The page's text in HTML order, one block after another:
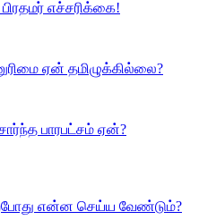
எச்சரிக்கை!
ஏன் தமிழுக்கில்லை?
பாரபட்சம் ஏன்?
என்ன செய்ய வேண்டும்?